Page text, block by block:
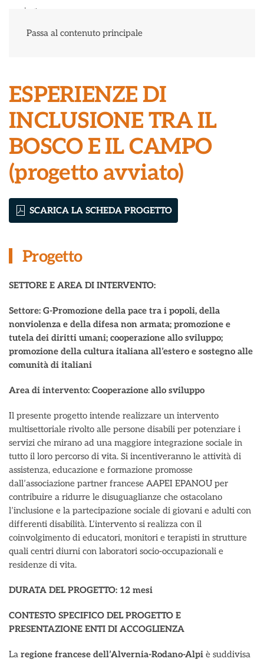
Passa al contenuto principale
ESPERIENZE DI
INCLUSIONE TRA IL
BOSCO E IL CAMPO
(progetto avviato)
SCARICA LA SCHEDA PROGETTO
Progetto
SETTORE E AREA DI INTERVENTO:
Settore: G-Promozione della pace tra i popoli, della
nonviolenza e della difesa non armata; promozione e
tutela dei diritti umani; cooperazione allo sviluppo;
promozione della cultura italiana all’estero e sostegno alle
comunità di italiani
Area di intervento: Cooperazione allo sviluppo
Il presente progetto intende realizzare un intervento
multisettoriale rivolto alle persone disabili per potenziare i
servizi che mirano ad una maggiore integrazione sociale in
tutto il loro percorso di vita. Si incentiveranno le attività di
assistenza, educazione e formazione promosse
dall’associazione partner francese AAPEI EPANOU per
contribuire a ridurre le disuguaglianze che ostacolano
l’inclusione e la partecipazione sociale di giovani e adulti con
differenti disabilità. L’intervento si realizza con il
coinvolgimento di educatori, monitori e terapisti in strutture
quali centri diurni con laboratori socio-occupazionali e
residenze di vita.
DURATA DEL PROGETTO: 12 mesi
CONTESTO SPECIFICO DEL PROGETTO E
PRESENTAZIONE ENTI DI ACCOGLIENZA
La regione francese dell’Alvernia-Rodano-Alpi è suddivisa